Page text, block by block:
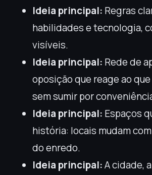
Ideia principal: Regras
habilidades e tecnologia,
visíveis.
Ideia principal: Rede de
oposição que reage ao
sem sumir por
Ideia principal: Espaços
história: locais mudam
do enredo.
Ideia principal:A cidade,